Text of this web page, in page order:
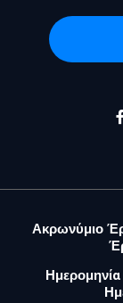
Ακρωνύμιο